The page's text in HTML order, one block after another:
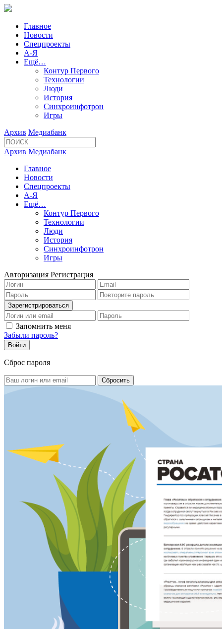
Главное
Новости
Спецпроекты
А-Я
Ещё…
Контур Первого
Технологии
Люди
История
Синхроинфотрон
Игры
Архив Медиабанк
Архив Медиабанк
Главное
Новости
Спецпроекты
А-Я
Ещё…
Контур Первого
Технологии
Люди
История
Синхроинфотрон
Игры
Авторизация Регистрация
Запомнить меня
Забыли пароль?
Сброс пароля